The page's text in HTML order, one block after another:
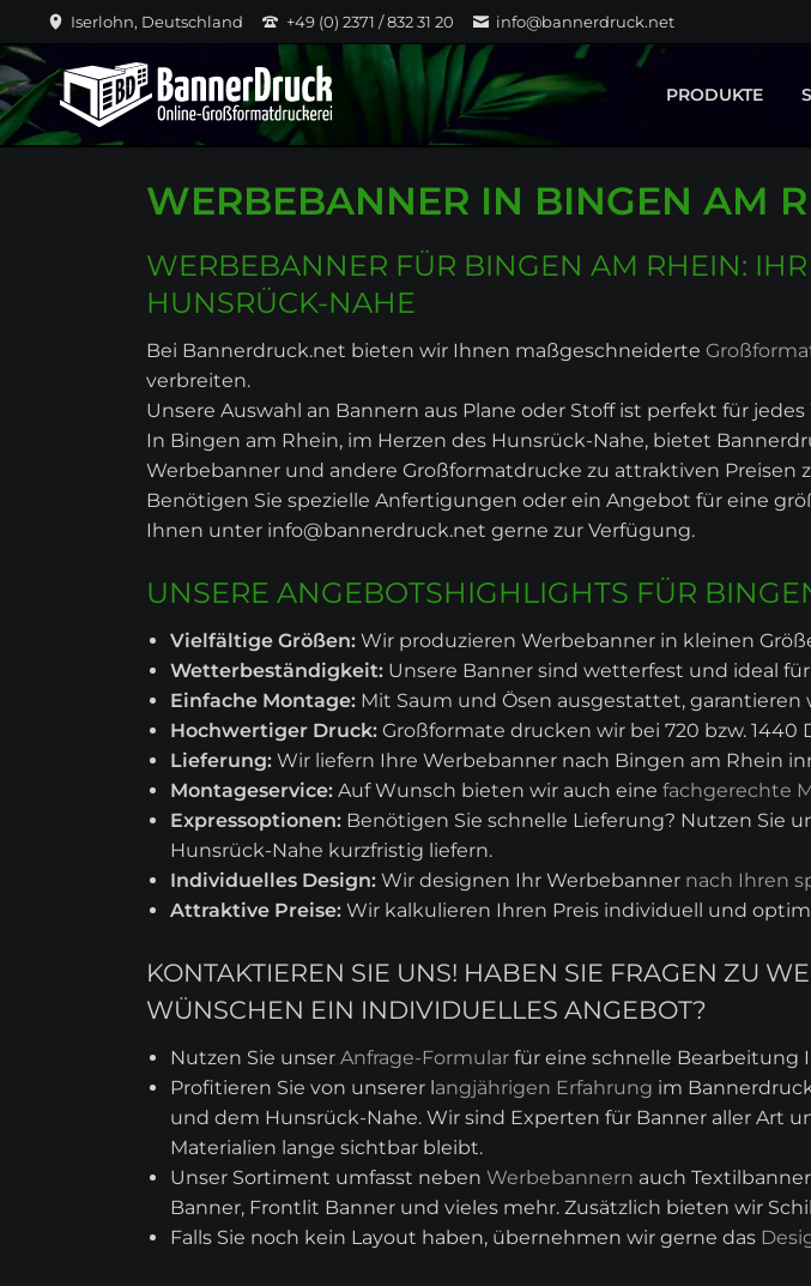
Iserlohn, Deutschland +49 (0) 2371 / 832 31 20 info@bannerdruck.net
PRODUKTE
GROSSFORMATE
FAHNEN
HOME & LIVING
WERBEBANNER IN BINGEN AM
WERBEBANNER FÜR BINGEN AM RHEIN:
HUNSRÜCK-NAHE
Bei Bannerdruck.net bieten wir Ihnen maßgeschneiderte
verbreiten.
Unsere Auswahl an Bannern aus Plane oder Stoff ist perfekt für
In Bingen am Rhein, im Herzen des Hunsrück-Nahe, bietet
Werbebanner und andere Großformatdrucke zu attraktiven Preisen
Benötigen Sie spezielle Anfertigungen oder ein Angebot für eine
Ihnen unter info@bannerdruck.net gerne zur Verfügung.
UNSERE ANGEBOTSHIGHLIGHTS FÜR
Vielfältige Größen: Wir produzieren Werbebanner in kleinen
Wetterbeständigkeit: Unsere Banner sind wetterfest und ideal
Einfache Montage: Mit Saum und Ösen ausgestattet,
Hochwertiger Druck: Großformate drucken wir bei 720 bzw. 1440
Lieferung: Wir liefern Ihre Werbebanner nach Bingen am Rhein
Montageservice: Auf Wunsch bieten wir auch eine fachgerechte
Expressoptionen: Benötigen Sie schnelle Lieferung? Nutzen Sie
Hunsrück-Nahe kurzfristig liefern.
Individuelles Design: Wir designen Ihr Werbebanner nach Ihren
Attraktive Preise: Wir kalkulieren Ihren Preis individuell und
KONTAKTIEREN SIE UNS! HABEN SIE FRAGEN ZU
WÜNSCHEN EIN INDIVIDUELLES ANGEBOT?
Nutzen Sie unser Anfrage-Formular für eine schnelle Bearbeitung
Profitieren Sie von unserer langjährigen Erfahrung im
und dem Hunsrück-Nahe. Wir sind Experten für Banner aller Art
Materialien lange sichtbar bleibt.
Unser Sortiment umfasst neben Werbebannern auch
Banner, Frontlit Banner und vieles mehr. Zusätzlich bieten wir
Falls Sie noch kein Layout haben, übernehmen wir gerne das